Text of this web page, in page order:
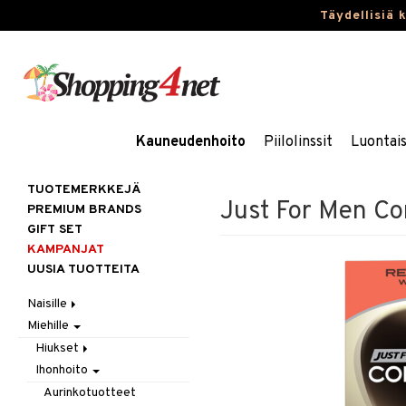
Täydellisiä
Kauneudenhoito Piilolinssit
Just For Men
TUOTEMERKKEJÄ
PREMIUM BRANDS
GIFT SET
KAMPANJAT
UUSIA TUOTTEITA
Naisille
Hiukset
Gift Set
Harjat / Kammat
Hiuskuurit
Ihonhoito
Aurinkotuotteet
Erikoistuotteet
Korut
Kaulakorut
Kosmetiikka
Miehille
Hiukset
Hiustenlähtö
Hiusväri
Ihonhoito
Aurinkotuotteet